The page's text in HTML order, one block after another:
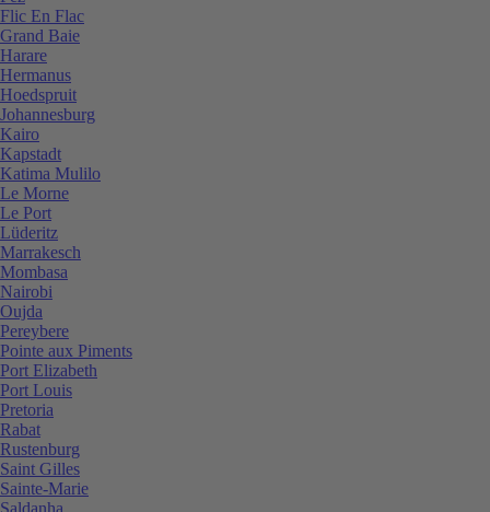
Flic En Flac
Grand Baie
Harare
Hermanus
Hoedspruit
Johannesburg
Kairo
Kapstadt
Katima Mulilo
Le Morne
Le Port
Lüderitz
Marrakesch
Mombasa
Nairobi
Oujda
Pereybere
Pointe aux Piments
Port Elizabeth
Port Louis
Pretoria
Rabat
Rustenburg
Saint Gilles
Sainte-Marie
Saldanha